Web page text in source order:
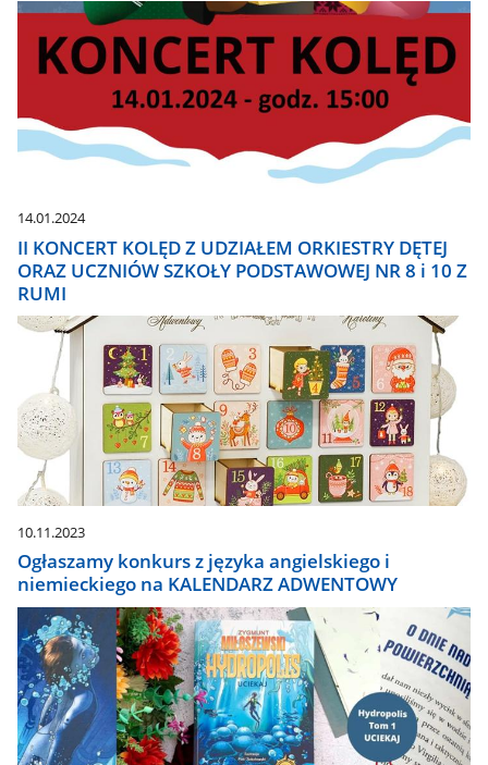
14.01.2024
II KONCERT KOLĘD Z UDZIAŁEM ORKIESTRY DĘTEJ
ORAZ UCZNIÓW SZKOŁY PODSTAWOWEJ NR 8 i 10 Z
RUMI
10.11.2023
Ogłaszamy konkurs z języka angielskiego i
niemieckiego na KALENDARZ ADWENTOWY